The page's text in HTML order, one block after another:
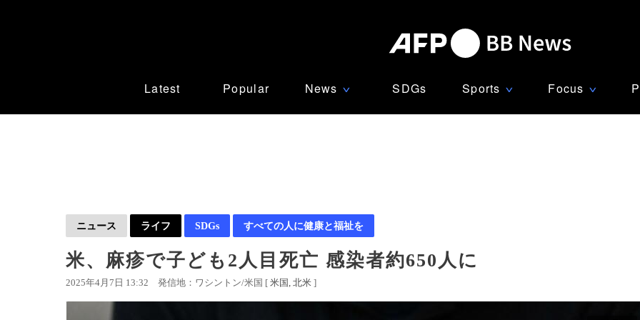
Latest Popular News ∨ SDGs Sports ∨ Focus ∨
ニュース ライフ SDGs すべての人に健康と福祉を
米、麻疹で子ども2人目死亡 感染者約650人に
2025年4月7日 13:32 発信地：ワシントン/米国 [ 米国 北米 ]